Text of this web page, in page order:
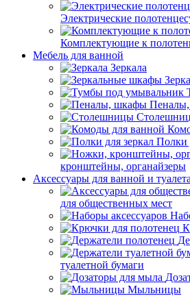
Электрические
Комплектующие к
Мебель для ванной
Зеркала
Полки
кронштейны, органайзеры
Аксессуары для ванной и туалета
для общественных мест
туалетной бумаги
Мыльницы